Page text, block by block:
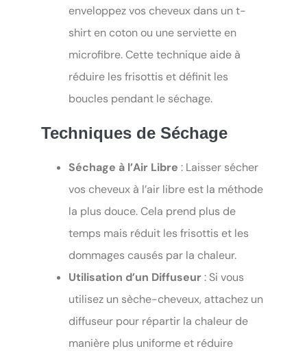
enveloppez vos cheveux dans un t-
shirt en coton ou une serviette en
microfibre. Cette technique aide à
réduire les frisottis et définit les
boucles pendant le séchage.
Techniques de Séchage
Séchage à l’Air Libre : Laisser sécher
vos cheveux à l’air libre est la méthode
la plus douce. Cela prend plus de
temps mais réduit les frisottis et les
dommages causés par la chaleur.
Utilisation d’un Diffuseur: Si vous
utilisez un sèche-cheveux, attachez un
diffuseur pour répartir la chaleur de
manière plus uniforme et réduire